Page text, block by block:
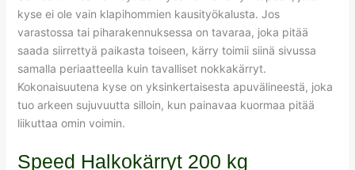
kyse ei ole vain klapihommien kausityökalusta. Jos
varastossa tai piharakennuksessa on tavaraa, joka pitää
saada siirrettyä paikasta toiseen, kärry toimii siinä sivussa
samalla periaatteella kuin tavalliset nokkakärryt.
Kokonaisuutena kyse on yksinkertaisesta apuvälineestä, joka
tuo arkeen sujuvuutta silloin, kun painavaa kuormaa pitää
liikuttaa omin voimin.
Speed Halkokärryt 200 kg